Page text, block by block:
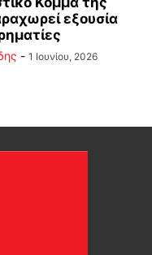
εξουσία
- 1 Ιουνίου, 2026